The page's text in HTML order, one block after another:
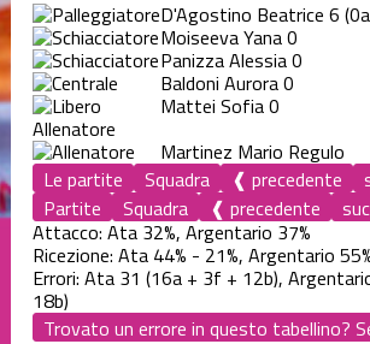
D'Agostino Beatrice 6
Moiseeva Yana0
Panizza Alessia0
Baldoni Aurora0
Mattei Sofia0
Allenatore
Martinez Mario Regulo
Le partite
Squadra ❰ precedente
Partite
Squadra ❰ precedente
Attacco: Ata 32%, Argentario 37%
Ricezione: Ata 44% - 21%, Argentario
Errori: Ata 31 (16a + 3f + 12b),
18b)
Trovato un errore in questo tabellino?